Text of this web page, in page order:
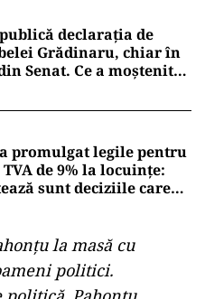
declarația de
Grădinaru, chiar în
Senat. Ce a moștenit
promulgat legile pentru
de 9% la locuințe:
sunt deciziile care
la masă cu
politici.